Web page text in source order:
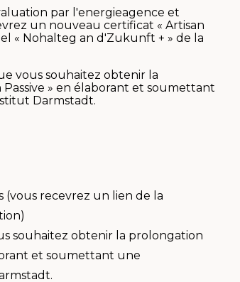
par l'energieagence et
un nouveau certificat « Artisan
« Nohalteg an d'Zukunft + » de la
vous souhaitez obtenir la
» en élaborant et soumettant
Darmstadt.
(vous recevrez un lien de la
souhaitez obtenir la prolongation
et soumettant une